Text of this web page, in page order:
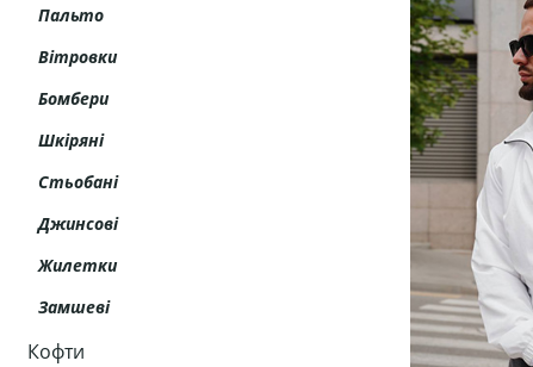
Пальто
Вітровки
Бомбери
Шкіряні
Стьобані
Джинсові
Жилетки
Замшеві
Кофти